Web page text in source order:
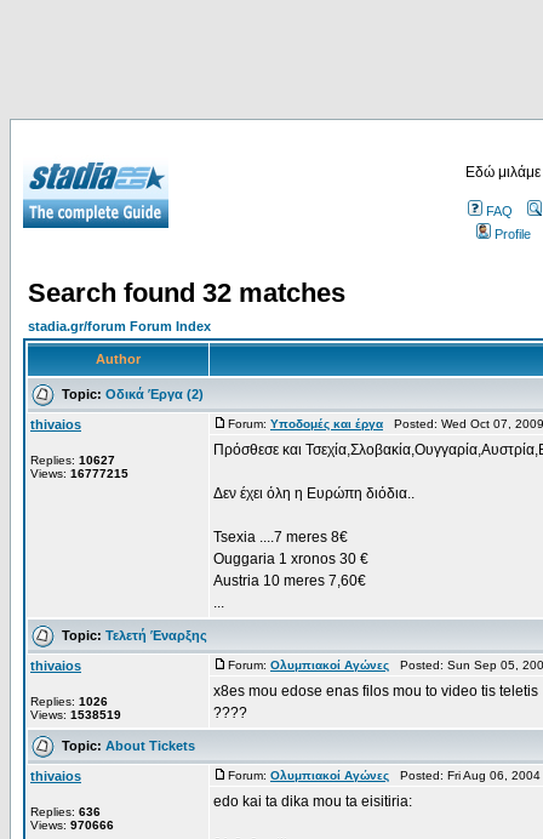
Εδώ
FAQ
Profile
Search found 32 matches
stadia.gr/forum Forum Index
Author
Topic: Οδικά Έργα (2)
thivaios
Replies: 10627
Views: 16777215
Forum: Υποδομές και έργα Posted: Wed Oct 07,
Πρόσθεσε και
Δεν έχει όλη η Ευρώπη διόδια..
Tsexia ....7 meres 8€
Ouggaria 1 xronos 30 €
Austria 10 meres 7,60€
...
Topic: Τελετή Έναρξης
thivaios
Replies: 1026
Views: 1538519
Forum: Ολυμπιακοί Αγώνες Posted: Sun Sep 05,
x8es mou edose enas filos mou to video tis
????
Topic: About Tickets
thivaios
Replies: 636
Views: 970666
Forum: Ολυμπιακοί Αγώνες Posted: Fri Aug 06,
edo kai ta dika mou ta eisitiria: